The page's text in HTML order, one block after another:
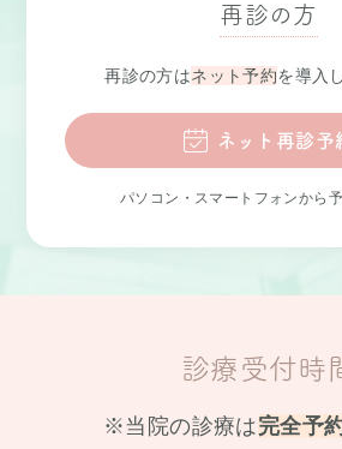
再診の方
再診の方はネット予約を導入
ネット再診予
パソコン・スマートフォンから
診療受付時
※当院の診療は完全予